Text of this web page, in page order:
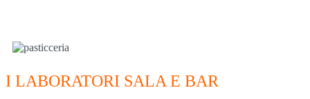
I LABORATORI SALA E BAR